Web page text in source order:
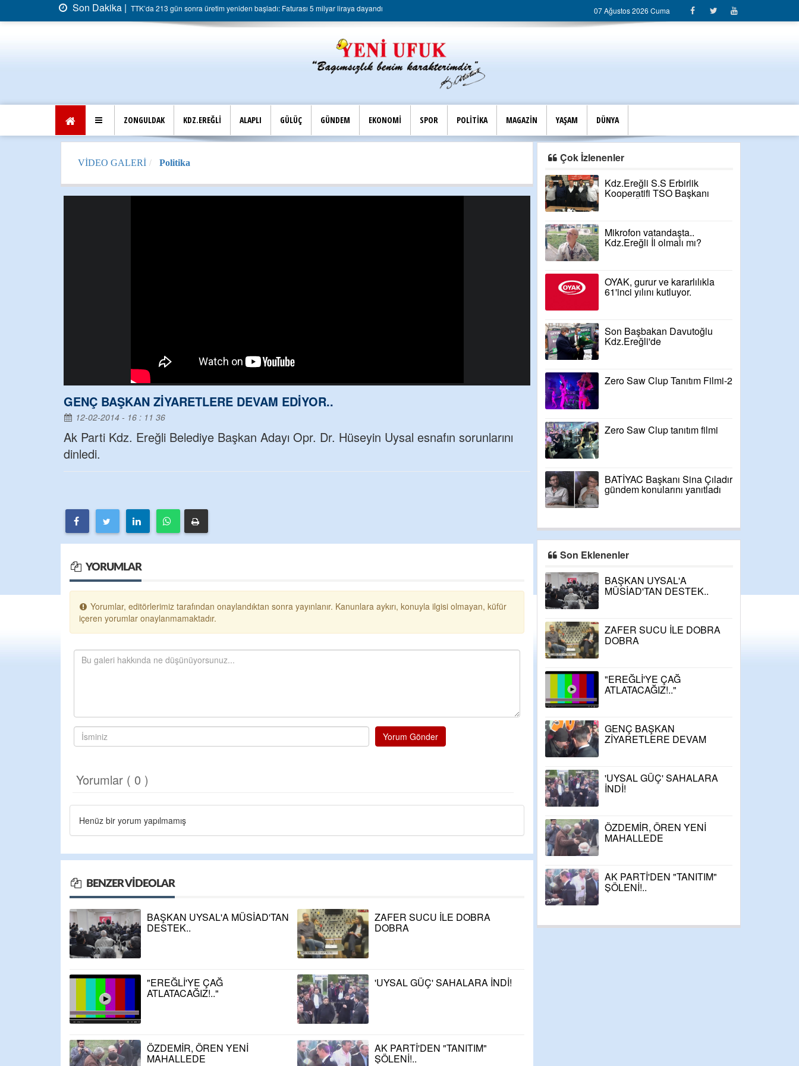
Son Dakika | TTK’da 213 gün sonra üretim yeniden başladı: Faturası 5 milyar liraya dayandı 07 Ağustos 2026 Cuma
ZONGULDAK KDZ.EREĞLİ ALAPLI GÜLÜÇ GÜNDEM EKONOMİ SPOR POLİTİKA MAGAZİN YAŞAM DÜNYA
VİDEO GALERİ Politika
GENÇ BAŞKAN ZİYARETLERE DEVAM EDİYOR..
12-02-2014 - 16 : 11 36
Ak Parti Kdz. Ereğli Belediye Başkan Adayı Opr. Dr. Hüseyin Uysal esnafın sorunlarını
dinledi.
YORUMLAR
Yorumlar, editörlerimiz tarafından onaylandıktan sonra yayınlanır. Kanunlara aykırı, konuyla ilgisi olmayan, küfür
içeren yorumlar onaylanmamaktadır.
Yorum Gönder
Yorumlar ( 0 )
Henüz bir yorum yapılmamış
BENZER VIDEOLAR
BAŞKAN UYSAL'A MÜSİAD'TAN
DESTEK..
ZAFER SUCU İLE DOBRA
DOBRA
"EREĞLİ'YE ÇAĞ
ATLATACAĞIZ!.."
'UYSAL GÜÇ' SAHALARA İNDİ!
ÖZDEMİR, ÖREN YENİ
MAHALLEDE
AK PARTİ'DEN "TANITIM"
ŞÖLENİ!..
Çok İzlenenler
Kdz.Ereğli S.S Erbirlik
Kooperatifi TSO Başkanı
Niyazi Özcan'a desteğini
Mikrofon vatandaşta..
Kdz.Ereğli İl olmalı mı?
OYAK, gurur ve kararlılıkla
61'inci yılını kutluyor.
Son Başbakan Davutoğlu
Kdz.Ereğli'de
Zero Saw Clup Tanıtım Filmi-2
Zero Saw Clup tanıtım filmi
BATİYAC Başkanı Sina Çıladır
gündem konularını yanıtladı
Son Eklenenler
BAŞKAN UYSAL'A
MÜSİAD'TAN DESTEK..
ZAFER SUCU İLE DOBRA
DOBRA
"EREĞLİ'YE ÇAĞ
ATLATACAĞIZ!.."
GENÇ BAŞKAN
ZİYARETLERE DEVAM
'UYSAL GÜÇ' SAHALARA
İNDİ!
ÖZDEMİR, ÖREN YENİ
MAHALLEDE
AK PARTİ'DEN "TANITIM"
ŞÖLENİ!..